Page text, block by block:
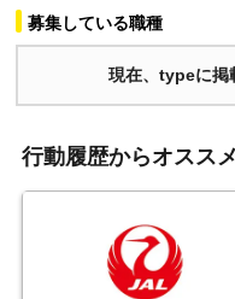
募集している職種
現在、typeに掲
行動履歴からオスス